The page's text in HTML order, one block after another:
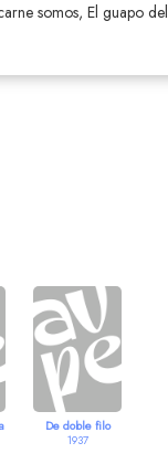
somos, El guapo del
De doble filo
1937